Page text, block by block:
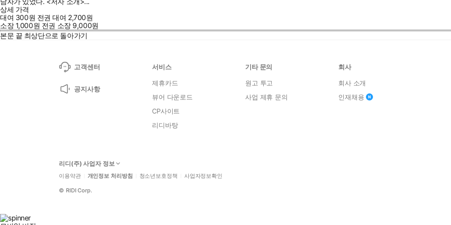
상세 가격
대여 300원 전권 대여 2,700원
소장1,000원 전권 소장 9,000원
본문 끝 최상단으로 돌아가기
고객센터
공지사항
서비스
제휴카드
뷰어 다운로드
CP사이트
리디바탕
기타 문의
원고 투고
사업 제휴 문의
회사
회사 소개
인재채용
리디(주) 사업자 정보
이용약관 개인정보 처리방침 청소년보호정책 사업자정보확인
© RIDI Corp.